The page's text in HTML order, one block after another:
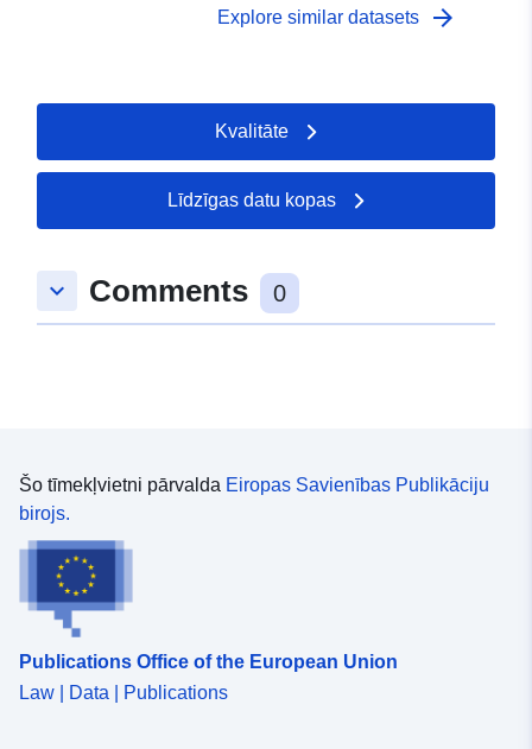
Explore similar datasets arrow_forward
Kvalitāte
Līdzīgas datu kopas
keyboard_arrow_down Comments 0
Šo tīmekļvietni pārvalda Eiropas Savienības Publikāciju
birojs.
Publications Office of the European Union
Law | Data | Publications